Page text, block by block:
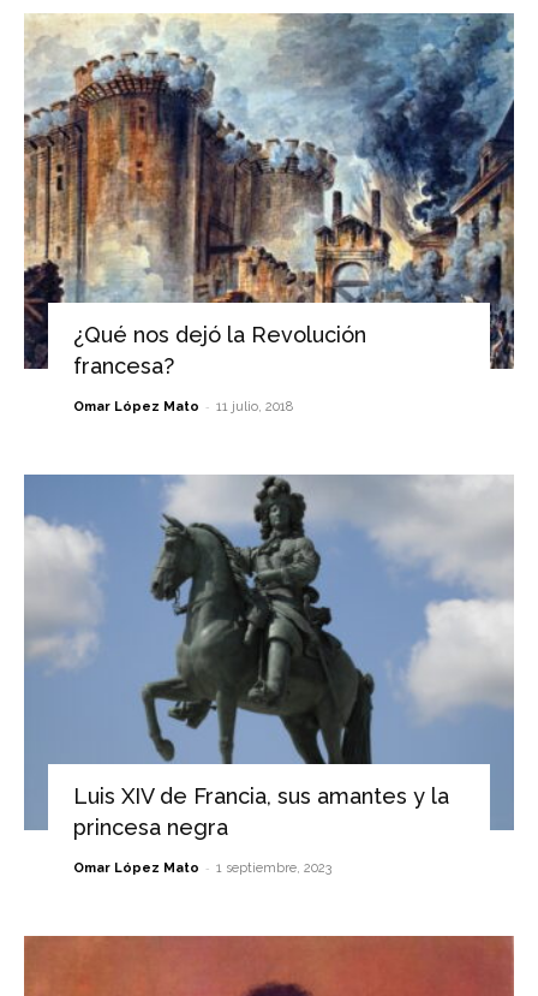
¿Qué nos dejó la Revolución
francesa?
Omar López Mato - 11 julio, 2018
Luis XIV de Francia, sus amantes y la
princesa negra
Omar López Mato - 1 septiembre, 2023